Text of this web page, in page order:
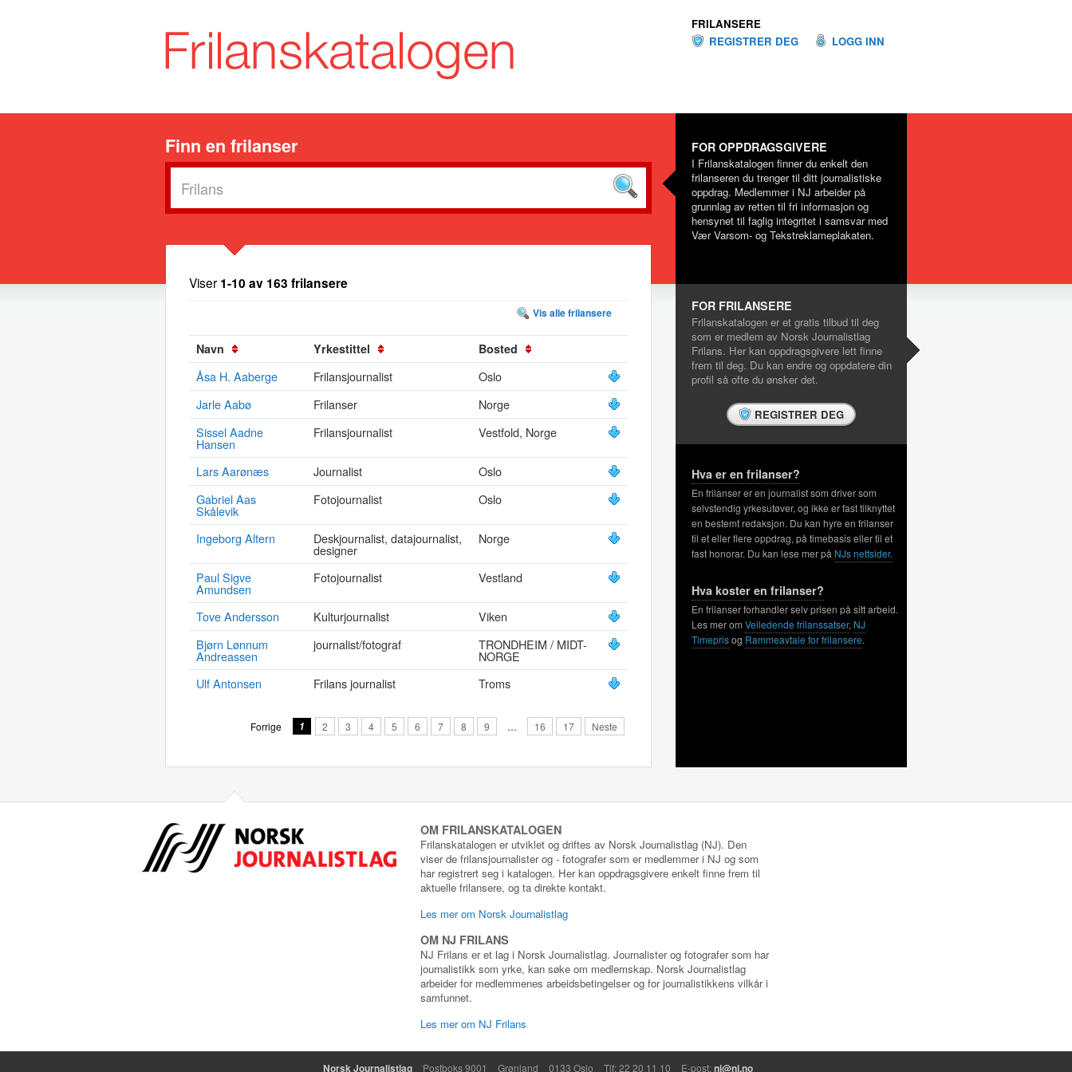
FRILANSERE
REGISTRER DEG
LOGG INN
Finn en frilanser FOR OPPDRAGSGIVERE
I Frilanskatalogen finner du enkelt den
frilanseren du trenger til ditt journalistiske
oppdrag. Medlemmer i NJ arbeider på
grunnlag av retten til fri informasjon og
hensynet til faglig integritet i samsvar med
Vær Varsom- og Tekstreklameplakaten.
Viser 1-10 av 163 frilansere
Vis alle frilansere
Navn Yrkestittel Bosted
Åsa H. Aaberge Frilansjournalist
Oslo
Jarle Aabø
Frilanser
Norge
Sissel Aadne
Hansen
Frilansjournalist Vestfold, Norge
Lars Aarønæs Journalist
Oslo
Gabriel Aas
Skålevik
Fotojournalist Oslo
Ingeborg Altern Deskjournalist, datajournalist,
designer
Norge
Paul Sigve
Amundsen
Fotojournalist Vestland
Tove Andersson Kulturjournalist
Viken
Bjørn Lønnum
Andreassen
journalist/fotograf TRONDHEIM / MIDT-
NORGE
Ulf Antonsen
Frilans journalist Troms
Forrige 1 2 3 4 5 6 7 8 9 … 16 17 Neste
FOR FRILANSERE
Frilanskatalogen er et gratis tilbud til deg
som er medlem av Norsk Journalistlag
Frilans. Her kan oppdragsgivere lett finne
frem til deg. Du kan endre og oppdatere din
profil så ofte du ønsker det.
REGISTRER DEG
Hva er en frilanser?
En frilanser er en journalist som driver som
selvstendig yrkesutøver, og ikke er fast tilknyttet
en bestemt redaksjon. Du kan hyre en frilanser
til et eller flere oppdrag, på timebasis eller til et
fast honorar. Du kan lese mer på NJs nettsider.
Hva koster en frilanser?
En frilanser forhandler selv prisen på sitt arbeid.
Les mer om Veiledende frilanssatser, NJ
Timeprisog Rammeavtale for frilansere.
OM FRILANSKATALOGEN
Frilanskatalogen er utviklet og driftes av Norsk Journalistlag (NJ). Den
viser de frilansjournalister og - fotografer som er medlemmer i NJ og som
har registrert seg i katalogen. Her kan oppdragsgivere enkelt finne frem til
aktuelle frilansere, og ta direkte kontakt.
Les mer om Norsk Journalistlag
OM NJ FRILANS
NJ Frilans er et lag i Norsk Journalistlag. Journalister og fotografer som har
journalistikk som yrke, kan søke om medlemskap. Norsk Journalistlag
arbeider for medlemmenes arbeidsbetingelser og for journalistikkens vilkår i
samfunnet.
Les mer om NJ Frilans
Norsk Journalistlag Postboks 9001 Grønland 0133 Oslo Tlf: 22 20 11 10 E-post:nj@nj.no